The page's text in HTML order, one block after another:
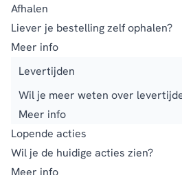
Afhalen
Liever je bestelling zelf ophalen?
Meer info
Levertijden
Wil je meer weten over
Meer info
Lopende acties
Wil je de huidige acties zien?
Meer info